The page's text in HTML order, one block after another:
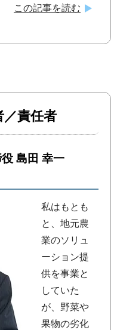
この記事を読む
／責任者
島田 幸一
私はもとも
と、地元農
業のソリュ
ーション提
供を事業と
していた
が、野菜や
果物の劣化